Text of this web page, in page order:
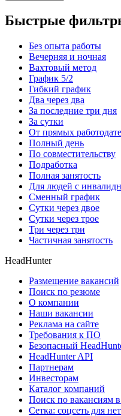
Быстрые
Без опыта работы
Вечерняя и ночная
Вахтовый метод
График 5/2
Гибкий график
Два через два
За последние три дня
За сутки
От прямых
Полный день
По совместительству
Подработка
Полная занятость
Для людей с
Сменный график
Сутки через двое
Сутки через трое
Три через три
Частичная занятость
HeadHunter
Размещение вакансий
Поиск по резюме
О компании
Наши вакансии
Реклама на сайте
Требования к ПО
Безопасный
HeadHunter API
Партнерам
Инвесторам
Каталог компаний
Поиск по вакансиям
Сетка: соцсеть для